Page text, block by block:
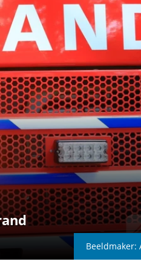
Beeldmaker: